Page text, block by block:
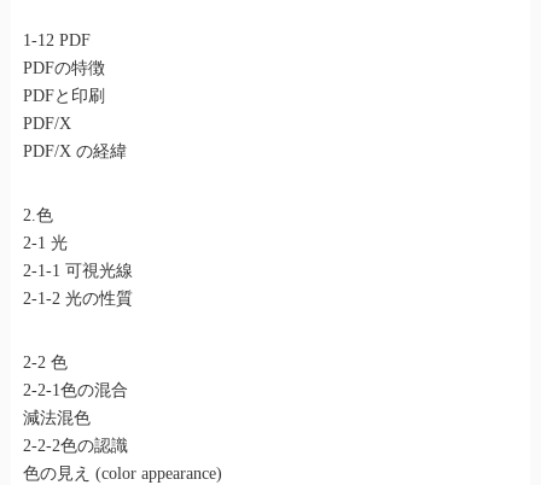
1-12 PDF
PDFの特徴
PDFと印刷
PDF/X
PDF/X の経緯
2.色
2-1 光
2-1-1 可視光線
2-1-2 光の性質
2-2 色
2-2-1色の混合
減法混色
2-2-2色の認識
色の見え (color appearance)